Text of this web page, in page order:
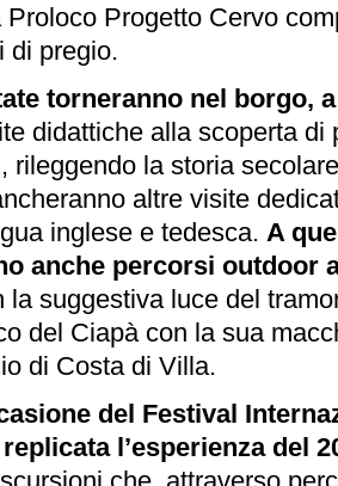
Progetto Cervo
di pregio.
torneranno nel borgo,
didattiche alla scoperta di
rileggendo la storia
altre visite
inglese e tedesca. A
anche percorsi outdoor
la suggestiva luce del
del Ciapà con la sua
di Costa di Villa.
del Festival
l’esperienza del